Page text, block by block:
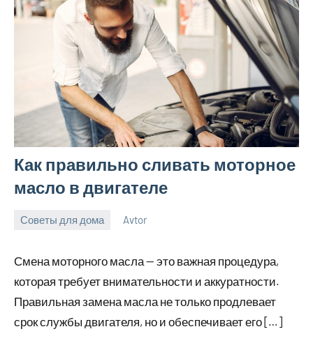
Как правильно сливать моторное
масло в двигателе
Советы для дома
2026
Avtor
Смена моторного масла — это важная процедура,
которая требует внимательности и аккуратности.
Правильная замена масла не только продлевает
срок службы двигателя, но и обеспечивает его […]